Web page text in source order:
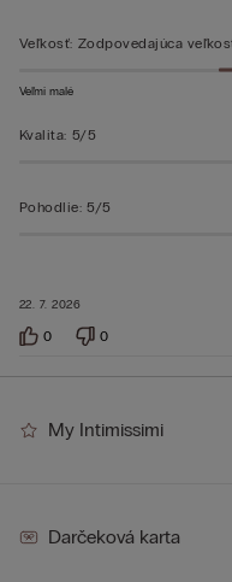
22. 7. 2026
Veľkosť: Zodpovedajúca
Veľmi malé
Kvalita: 5/5
Pohodlie: 5/5
0 0
My Intimissimi
Darčeková karta